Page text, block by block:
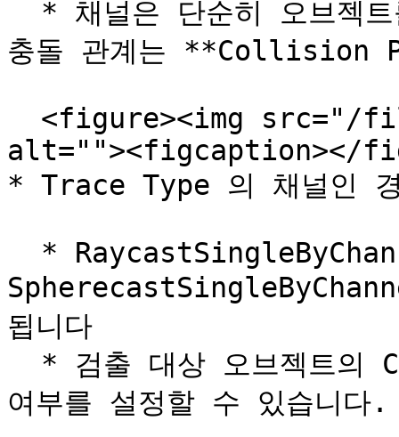
충돌 관계는 **Collision
alt=""><figcaption></
* Trace Type 의 채널인
됩니다
여부를 설정할 수 있습니다.